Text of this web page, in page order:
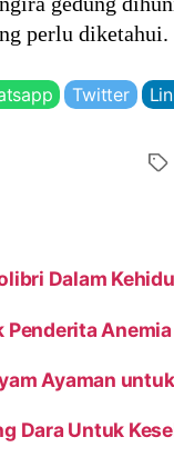
perlu diketahui.
Twitter
Tags
Dalam
Penderita Anemia
Ayaman
Dara Untuk